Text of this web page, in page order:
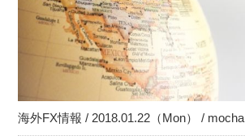
海外FX情報 / 2018.01.22（Mon） / mocha